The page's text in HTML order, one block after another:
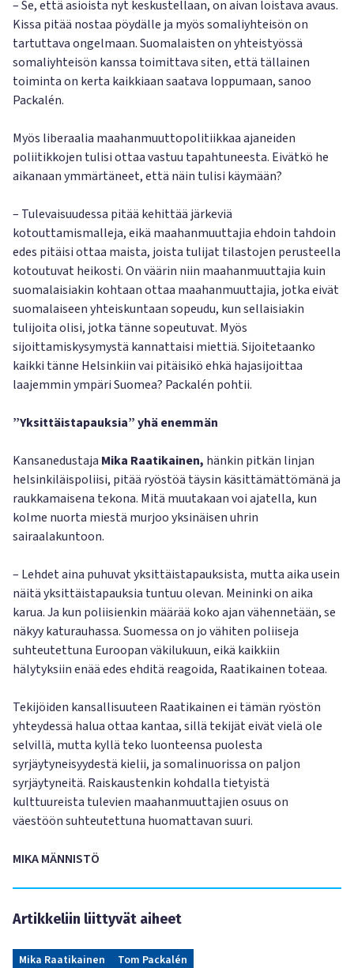
– Se, että asioista nyt keskustellaan, on aivan loistava avaus.
Kissa pitää nostaa pöydälle ja myös somaliyhteisön on
tartuttava ongelmaan. Suomalaisten on yhteistyössä
somaliyhteisön kanssa toimittava siten, että tällainen
toiminta on kerta kaikkiaan saatava loppumaan, sanoo
Packalén.
Myös liberaalia maahanmuuttopolitiikkaa ajaneiden
poliitikkojen tulisi ottaa vastuu tapahtuneesta. Eivätkö he
aikanaan ymmärtäneet, että näin tulisi käymään?
– Tulevaisuudessa pitää kehittää järkeviä
kotouttamismalleja, eikä maahanmuuttajia ehdoin tahdoin
edes pitäisi ottaa maista, joista tulijat tilastojen perusteella
kotoutuvat heikosti. On väärin niin maahanmuuttajia kuin
suomalaisiakin kohtaan ottaa maahanmuuttajia, jotka eivät
suomalaiseen yhteiskuntaan sopeudu, kun sellaisiakin
tulijoita olisi, jotka tänne sopeutuvat. Myös
sijoittamiskysymystä kannattaisi miettiä. Sijoitetaanko
kaikki tänne Helsinkiin vai pitäisikö ehkä hajasijoittaa
laajemmin ympäri Suomea? Packalén pohtii.
”Yksittäistapauksia” yhä enemmän
Kansanedustaja Mika Raatikainen, hänkin pitkän linjan
helsinkiläispoliisi, pitää ryöstöä täysin käsittämättömänä ja
raukkamaisena tekona. Mitä muutakaan voi ajatella, kun
kolme nuorta miestä murjoo yksinäisen uhrin
sairaalakuntoon.
– Lehdet aina puhuvat yksittäistapauksista, mutta aika usein
näitä yksittäistapauksia tuntuu olevan. Meininki on aika
karua. Ja kun poliisienkin määrää koko ajan vähennetään, se
näkyy katurauhassa. Suomessa on jo vähiten poliiseja
suhteutettuna Euroopan väkilukuun, eikä kaikkiin
hälytyksiin enää edes ehditä reagoida, Raatikainen toteaa.
Tekijöiden kansallisuuteen Raatikainen ei tämän ryöstön
yhteydessä halua ottaa kantaa, sillä tekijät eivät vielä ole
selvillä, mutta kyllä teko luonteensa puolesta
syrjäytyneisyydestä kielii, ja somalinuorissa on paljon
syrjäytyneitä. Raiskaustenkin kohdalla tietyistä
kulttuureista tulevien maahanmuuttajien osuus on
väestöön suhteutettuna huomattavan suuri.
MIKA MÄNNISTÖ
Artikkeliin liittyvät aiheet
Mika Raatikainen Tom Packalén